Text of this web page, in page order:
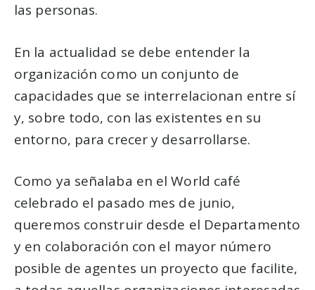
las personas.
En la actualidad se debe entender la
organización como un conjunto de
capacidades que se interrelacionan entre sí
y, sobre todo, con las existentes en su
entorno, para crecer y desarrollarse.
Como ya señalaba en el World café
celebrado el pasado mes de junio,
queremos construir desde el Departamento
y en colaboración con el mayor número
posible de agentes un proyecto que facilite,